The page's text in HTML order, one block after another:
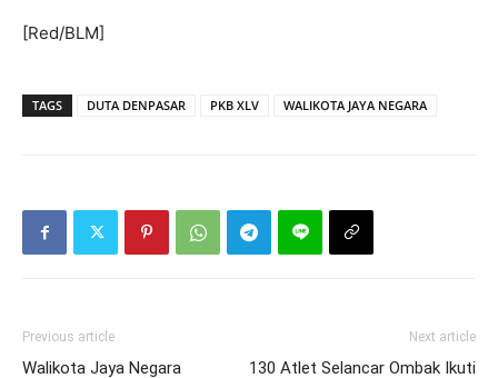
[Red/BLM]
TAGS DUTA DENPASAR PKB XLV WALIKOTA JAYA NEGARA
Previous article
Walikota Jaya Negara
Next article
130 Atlet Selancar Ombak Ikuti